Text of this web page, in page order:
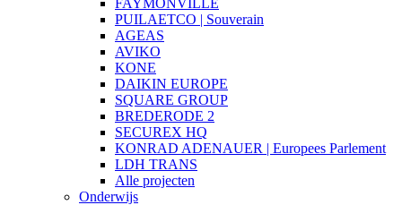
FAYMONVILLE
PUILAETCO | Souverain
AGEAS
AVIKO
KONE
DAIKIN EUROPE
SQUARE GROUP
BREDERODE 2
SECUREX HQ
KONRAD ADENAUER | Europees Parlement
LDH TRANS
Alle projecten
Onderwijs